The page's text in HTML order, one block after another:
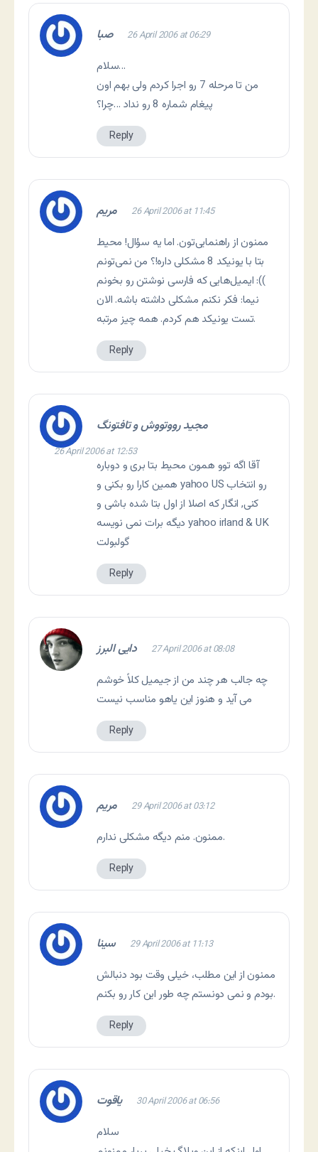
صبا 26 April 2006 at 06:29
سلام…
من تا مرحله 7 رو اجرا کردم ولی بهم اون
پیغام شماره 8 رو نداد …چرا؟
Reply
مریم 26 April 2006 at 11:45
ممنون از راهنمايی‌تون. اما یه سؤال! محیط
بتا با یونیکد 8 مشکلی داره!؟ من نمی‌تونم
ایمیل‌هایی که فارسی نوشتن رو بخونم :((
نيما: فکر نکنم مشکلی داشته باشه. الان
تست يونيکد هم کردم. همه چيز مرتبه.
Reply
مجید رووتووش و تافتونگ
26 April 2006 at 12:53
آقا اگه توو همون محیط بتا بری و دوباره
همین کارا رو بکنی و yahoo US رو انتخاب
کنی, انگار که اصلا از اول بتا شده باشی و
دیگه برات نمی نویسه yahoo irland & UK
گولبولت
Reply
دایی البرز 27 April 2006 at 08:08
چه جالب هر چند من از جیمیل کلاً خوشم
می آید و هنوز این یاهو مناسب نیست
Reply
مریم 29 April 2006 at 03:12
ممنون. منم دیگه مشکلی ندارم.
Reply
سینا 29 April 2006 at 11:13
ممنون از این مطلب، خیلی وقت بود دنبالش
بودم و نمی دونستم چه طور این کار رو بکنم.
Reply
یاقوت 30 April 2006 at 06:56
سلام